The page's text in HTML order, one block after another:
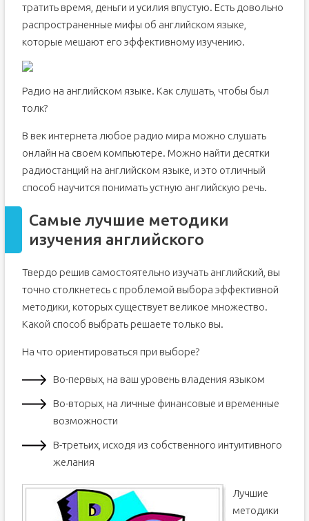
тратить время, деньги и усилия впустую. Есть довольно
распространенные мифы об английском языке,
которые мешают его эффективному изучению.
Радио на английском языке. Как слушать, чтобы был
толк?
В век интернета любое радио мира можно слушать
онлайн на своем компьютере. Можно найти десятки
радиостанций на английском языке, и это отличный
способ научится понимать устную английскую речь.
Самые лучшие методики
изучения английского
Твердо решив самостоятельно изучать английский, вы
точно столкнетесь с проблемой выбора эффективной
методики, которых существует великое множество.
Какой способ выбрать решаете только вы.
На что ориентироваться при выборе?
Во-первых, на ваш уровень владения языком
Во-вторых, на личные финансовые и временные
возможности
В-третьих, исходя из собственного интуитивного
желания
Лучшие
методики